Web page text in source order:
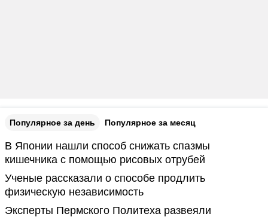
Популярное за день Популярное за месяц
В Японии нашли способ снижать спазмы
кишечника с помощью рисовых отрубей
Ученые рассказали о способе продлить
физическую независимость
Эксперты Пермского Политеха развеяли